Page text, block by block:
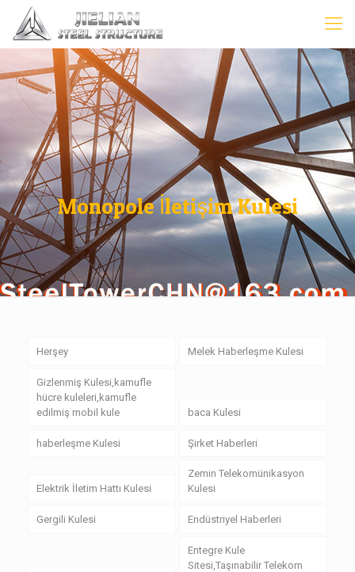
Monopole İletişim Kulesi
Herşey Melek Haberleşme Kulesi
Gizlenmiş Kulesi,kamufle
hücre kuleleri,kamufle
edilmiş mobil kule
baca Kulesi
haberleşme Kulesi Şirket Haberleri
Elektrik İletim Hattı Kulesi
Zemin Telekomünikasyon
Kulesi
Gergili Kulesi Endüstriyel Haberleri
Entegre Kule
Sitesi,Taşınabilir Telekom